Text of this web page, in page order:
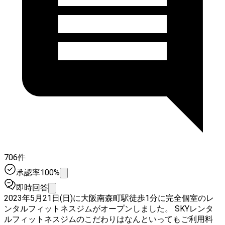
706件
承認率100%
即時回答
2023年5月21日(日)に大阪南森町駅徒歩1分に完全個室のレ
ンタルフィットネスジムがオープンしました。 SKYレンタ
ルフィットネスジムのこだわりはなんといってもご利用料